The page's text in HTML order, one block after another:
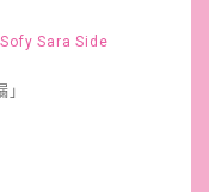
Sara Side